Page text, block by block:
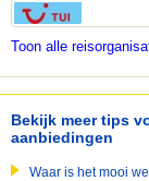
Toon alle
Bekijk meer tips
aanbiedingen
Waar is het mooi